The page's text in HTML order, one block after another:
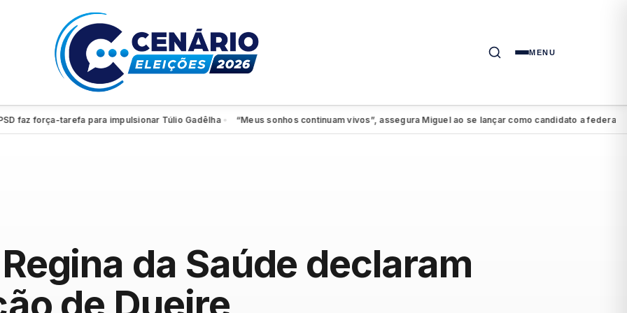
MENU
força-tarefa para impulsionar Túlio Gadêlha● “Meus sonhos continuam vivos”, assegura Miguel ao se lançar como candidato a federal●
da Saúde declaram